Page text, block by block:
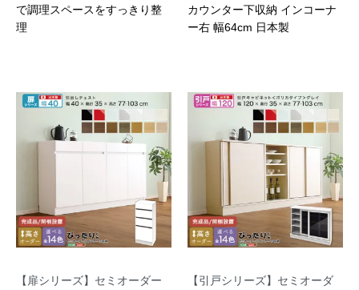
で調理スペースをすっきり整
理
カウンター下収納 インコーナ
ー右 幅64cm 日本製
【扉シリーズ】セミオーダー
【引戸シリーズ】セミオーダ